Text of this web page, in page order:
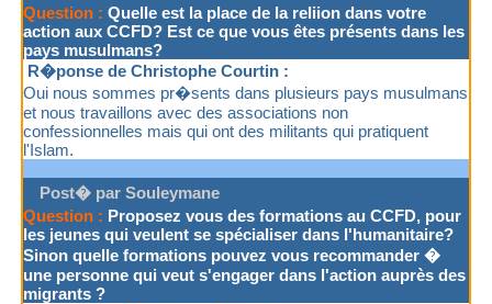
Question : Quelle est la place de la reliion dans votre
action aux CCFD? Est ce que vous êtes présents dans les
pays musulmans?
R�ponse de Christophe Courtin :
Oui nous sommes pr�sents dans plusieurs pays musulmans
et nous travaillons avec des associations non
confessionnelles mais qui ont des militants qui pratiquent
l'Islam.
Post� par Souleymane
Question : Proposez vous des formations au CCFD, pour
les jeunes qui veulent se spécialiser dans l'humanitaire?
Sinon quelle formations pouvez vous recommander �
une personne qui veut s'engager dans l'action auprès des
migrants ?